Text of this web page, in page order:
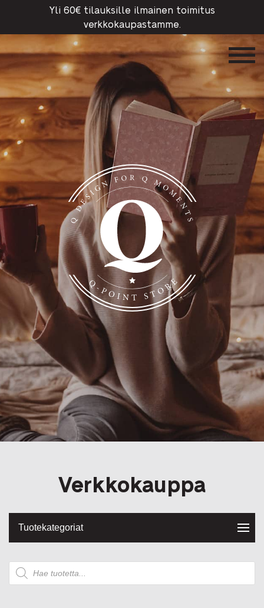
Yli 60€ tilauksille ilmainen toimitus
verkkokaupastamme.
Q-Point
Verkkokauppa
Tuotekategoriat
Products
search